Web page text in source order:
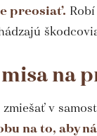
preosiať.
na
v
na to, aby